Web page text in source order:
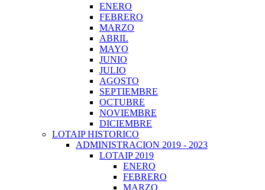
ENERO
FEBRERO
MARZO
ABRIL
MAYO
JUNIO
JULIO
AGOSTO
SEPTIEMBRE
OCTUBRE
NOVIEMBRE
DICIEMBRE
LOTAIP HISTORICO
ADMINISTRACION 2019 - 2023
LOTAIP 2019
ENERO
FEBRERO
MARZO